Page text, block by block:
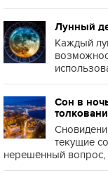
Лунный
Каждый
Сон в
текущие
нерешённый вопрос,